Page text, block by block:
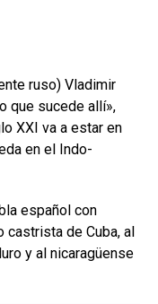
ruso) Vladimir
que sucede allí»,
XXI va a estar en
en el Indo-
español con
castrista de Cuba, al
y al nicaragüense